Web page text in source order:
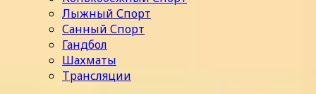
Лыжный Спорт
Санный Спорт
Гандбол
Шахматы
Трансляции